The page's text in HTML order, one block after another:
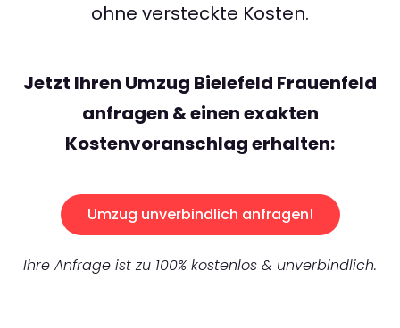
ohne versteckte Kosten.
Jetzt Ihren Umzug Bielefeld Frauenfeld
anfragen & einen exakten
Kostenvoranschlag erhalten:
Umzug unverbindlich anfragen!
Ihre Anfrage ist zu 100% kostenlos & unverbindlich.